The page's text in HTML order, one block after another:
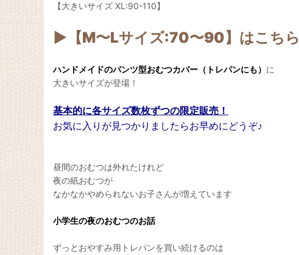
【大きいサイズ XL:90-110】
▶︎【M〜Lサイズ:70〜90】はこちら
ハンドメイドのパンツ型おむつカバー（トレパンにも） に
大きいサイズが登場！
基本的に各サイズ数枚ずつの限定販売！
お気に入りが見つかりましたらお早めにどうぞ♪
昼間のおむつは外れたけれど
夜の紙おむつが
なかなかやめられないお子さんが増えています
小学生の夜のおむつのお話
ずっとおやすみ用トレパンを買い続けるのは